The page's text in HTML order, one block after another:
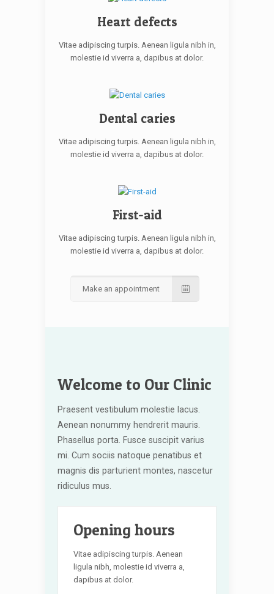
Heart defects
Vitae adipiscing turpis. Aenean ligula nibh in,
molestie id viverra a, dapibus at dolor.
Dental caries
Vitae adipiscing turpis. Aenean ligula nibh in,
molestie id viverra a, dapibus at dolor.
First-aid
Vitae adipiscing turpis. Aenean ligula nibh in,
molestie id viverra a, dapibus at dolor.
Make an appointment
Welcome to Our Clinic
Praesent vestibulum molestie lacus.
Aenean nonummy hendrerit mauris.
Phasellus porta. Fusce suscipit varius
mi. Cum sociis natoque penatibus et
magnis dis parturient montes, nascetur
ridiculus mus.
Opening hours
Vitae adipiscing turpis. Aenean
ligula nibh, molestie id viverra a,
dapibus at dolor.